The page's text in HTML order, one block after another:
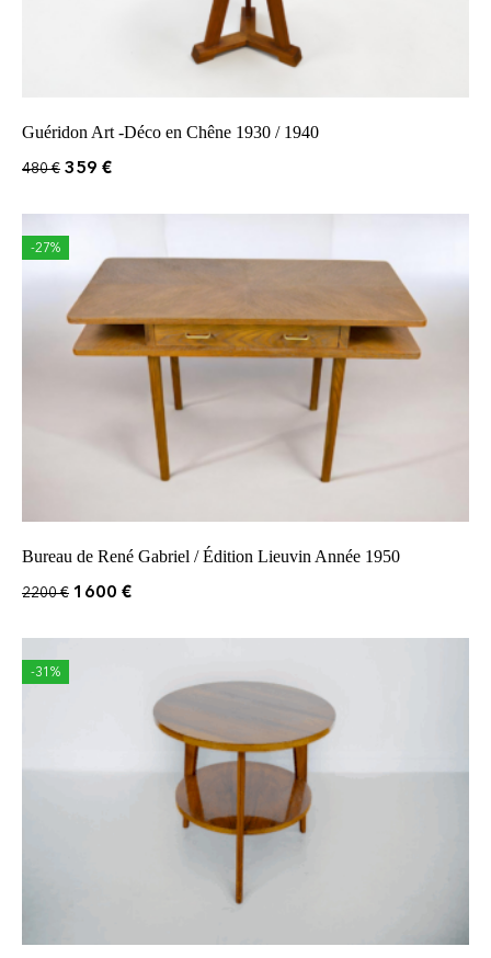
Guéridon Art -Déco en Chêne 1930 / 1940
480€ 359 €
-27%
Bureau de René Gabriel / Édition Lieuvin Année 1950
2200€ 1600 €
-31%